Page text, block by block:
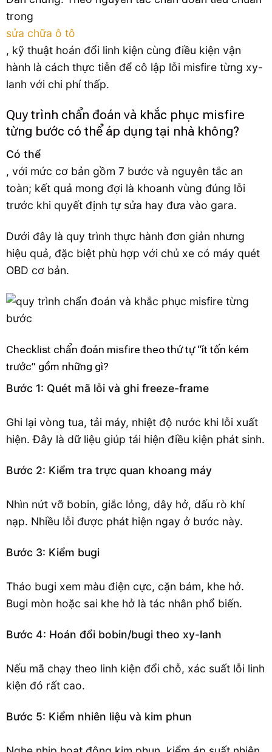
trong
sửa chữa ô tô
, kỹ thuật hoán đổi linh kiện cùng điều kiện vận
hành là cách thực tiễn để cô lập lỗi misfire từng xy-
lanh với chi phí thấp.
Quy trình chẩn đoán và khắc phục misfire
từng bước có thể áp dụng tại nhà không?
Có thể
, với mức cơ bản gồm 7 bước và nguyên tắc an
toàn; kết quả mong đợi là khoanh vùng đúng lỗi
trước khi quyết định tự sửa hay đưa vào gara.
Dưới đây là quy trình thực hành đơn giản nhưng
hiệu quả, đặc biệt phù hợp với chủ xe có máy quét
OBD cơ bản.
Checklist chẩn đoán misfire theo thứ tự “ít tốn kém
trước” gồm những gì?
Bước 1: Quét mã lỗi và ghi freeze-frame
Ghi lại vòng tua, tải máy, nhiệt độ nước khi lỗi xuất
hiện. Đây là dữ liệu giúp tái hiện điều kiện phát sinh.
Bước 2: Kiểm tra trực quan khoang máy
Nhìn nứt vỡ bobin, giắc lỏng, dây hở, dấu rò khí
nạp. Nhiều lỗi được phát hiện ngay ở bước này.
Bước 3: Kiểm bugi
Tháo bugi xem màu điện cực, cặn bám, khe hở.
Bugi mòn hoặc sai khe hở là tác nhân phổ biến.
Bước 4: Hoán đổi bobin/bugi theo xy-lanh
Nếu mã chạy theo linh kiện đổi chỗ, xác suất lỗi linh
kiện đó rất cao.
Bước 5: Kiểm nhiên liệu và kim phun